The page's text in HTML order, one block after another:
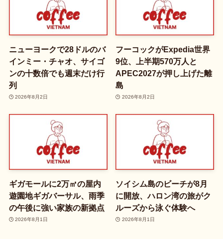
ニューヨークで28ドルのバ
インミー・チャオ、サイゴ
ンの十数倍でも週末だけ行
列
2026年8月2日
フーコックがExpedia世界
9位、上半期570万人と
APEC2027が押し上げた離
島
2026年8月2日
ギガモールに2万㎡の屋内
遊園地ギガバーサル、雨季
の午後に強い家族の新拠点
2026年8月1日
ソイシム島のビーチが8月
に開放、ハロン湾の旅がク
ルーズから泳ぐ体験へ
2026年8月1日